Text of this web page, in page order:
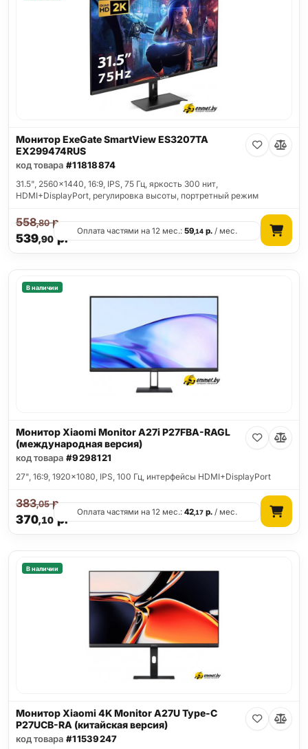
Монитор ExeGate SmartView ES3207TA
EX299474RUS
код товара #11818874
31.5", 2560x1440, 16:9, IPS, 75 Гц, яркость 300 нит,
HDMI+DisplayPort, регулировка высоты, портретный режим
539,90р.
558,80р.
Оплата частями на 12 мес.:59,14 р. / мес.
В наличии
Монитор Xiaomi Monitor A27i P27FBA-RAGL
(международная версия)
код товара #9298121
27", 16:9, 1920x1080, IPS, 100 Гц, интерфейсы HDMI+DisplayPort
370,10р.
383,05р.
Оплата частями на 12 мес.:42,17 р. / мес.
В наличии
Монитор Xiaomi 4K Monitor A27U Type-C
P27UCB-RA (китайская версия)
код товара #11539247